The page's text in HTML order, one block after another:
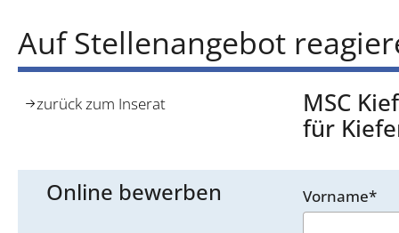
Auf Stellenangebot
zurück zum Inserat
MSC
für
Online bewerben Vorname*